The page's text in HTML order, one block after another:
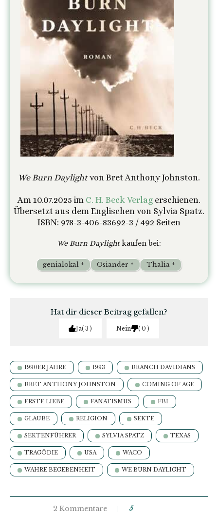
We Burn Daylightvon Bret Anthony Johnston.
Am 10.07.2025 im C. H. Beck Verlag erschienen.
Übersetzt aus dem Englischen von Sylvia Spatz.
ISBN: 978-3-406-83692-3 / 492 Seiten
We Burn Daylightkaufen bei:
Thalia *
Osiander *
genialokal *
Hat dir dieser Beitrag gefallen?
Ja 3 Nein 0
1990ER JAHRE 1993 BRANCH DAVIDIANS
BRET ANTHONY JOHNSTON COMING OF AGE
ERSTE LIEBE FANATISMUS FBI
GLAUBE RELIGION SEKTE
SEKTENFÜHRER SYLVIA SPATZ TEXAS
TRAGÖDIE USA WACO
WAHRE BEGEBENHEIT WE BURN DAYLIGHT
2 Kommentare 5